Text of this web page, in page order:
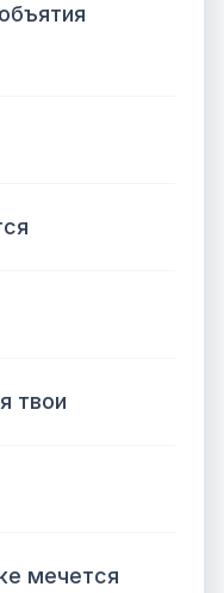
твои
мечется